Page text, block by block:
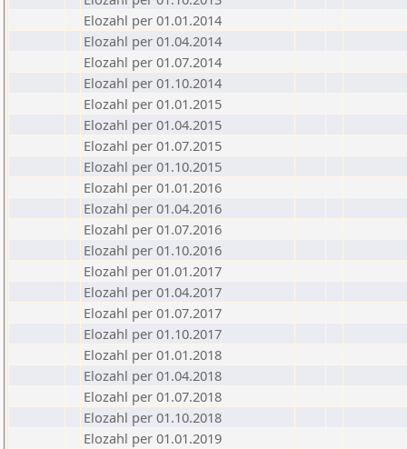
Elozahl per 01.01.2014
Elozahl per 01.04.2014
Elozahl per 01.07.2014
Elozahl per 01.10.2014
Elozahl per 01.01.2015
Elozahl per 01.04.2015
Elozahl per 01.07.2015
Elozahl per 01.10.2015
Elozahl per 01.01.2016
Elozahl per 01.04.2016
Elozahl per 01.07.2016
Elozahl per 01.10.2016
Elozahl per 01.01.2017
Elozahl per 01.04.2017
Elozahl per 01.07.2017
Elozahl per 01.10.2017
Elozahl per 01.01.2018
Elozahl per 01.04.2018
Elozahl per 01.07.2018
Elozahl per 01.10.2018
Elozahl per 01.01.2019